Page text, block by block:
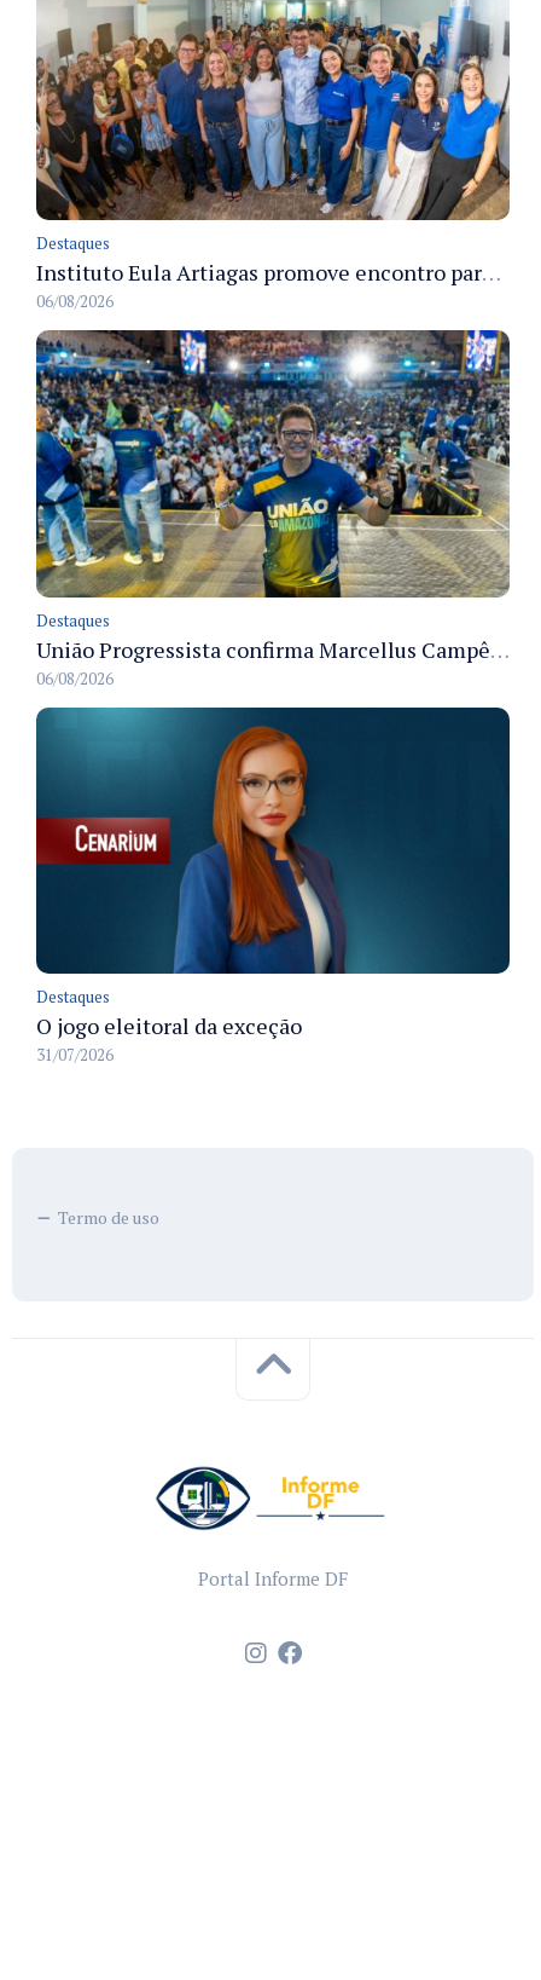
Destaques
Instituto Eula Artiagas promove encontro para discutir melhorias para o bairro Petrópolis
06/08/2026
Destaques
União Progressista confirma Marcellus Campêlo como candidato a deputado estadual
06/08/2026
Destaques
O jogo eleitoral da exceção
31/07/2026
Termo de uso
Portal Informe DF